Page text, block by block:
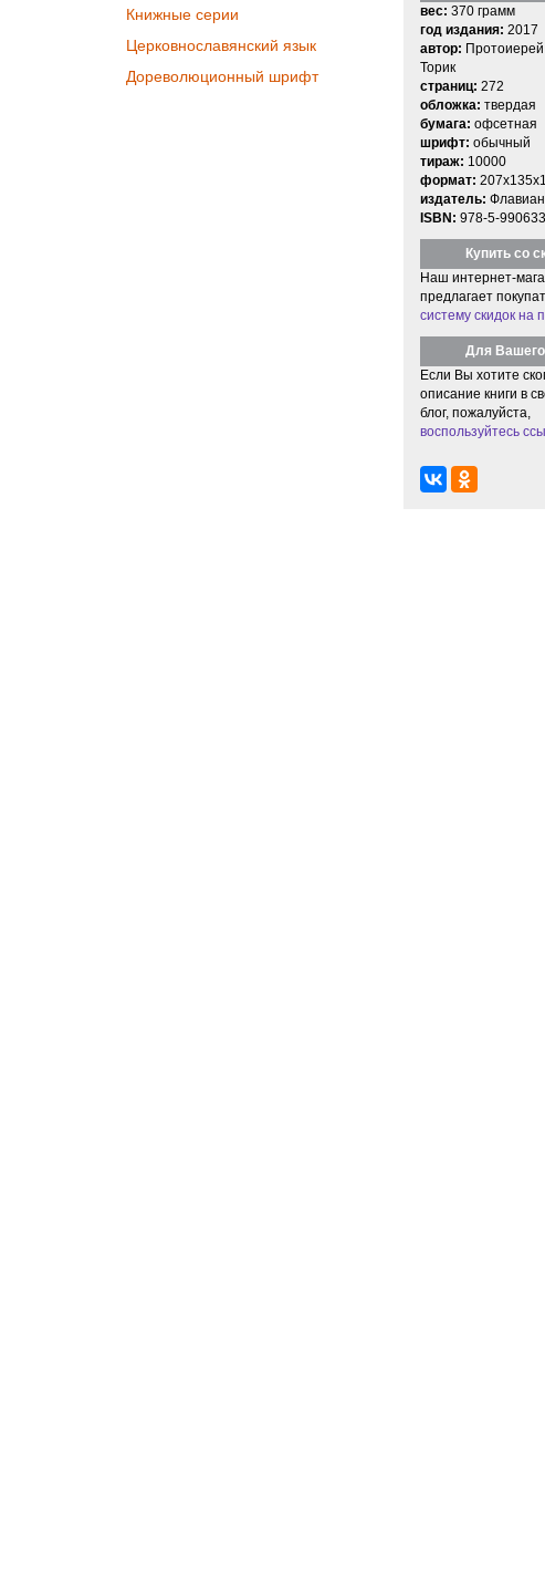
Книжные серии
Церковнославянский язык
Дореволюционный шрифт
вес: 370 грамм
год издания: 2017
автор:
Торик
страниц: 272
обложка: твердая
бумага: офсетная
шрифт: обычный
тираж: 10000
формат:
издатель:
ISBN: 978-5-
Купить со
Наш интернет-
предлагает
систему скидок на
Для Вашего
Если Вы хотите
описание книги в
блог, пожалуйста,
воспользуйтесь